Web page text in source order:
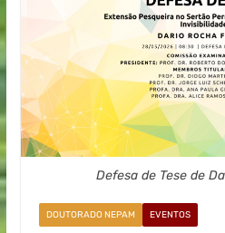
Defesa de Tese de
DOUTORADO NEPAM EVENTOS